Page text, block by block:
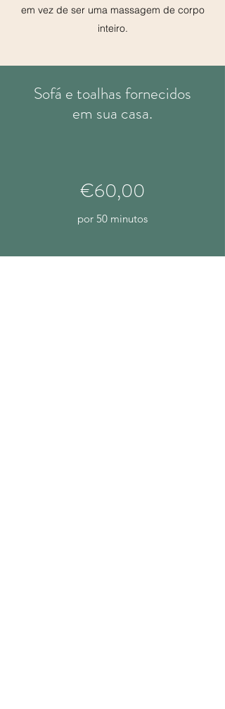
em vez de ser uma massagem de corpo
inteiro.
Sofá e toalhas fornecidos
em sua casa.
€60,00
por 50 minutos